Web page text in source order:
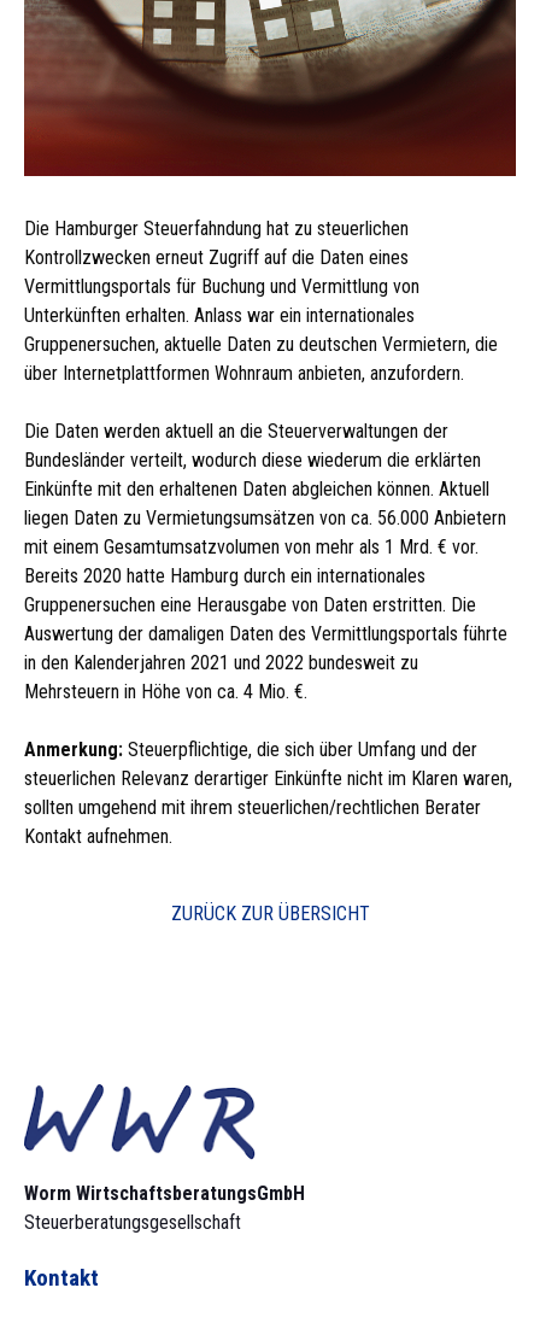
Die Hamburger Steuerfahndung hat zu steuerlichen
Kontrollzwecken erneut Zugriff auf die Daten eines
Vermittlungsportals für Buchung und Vermittlung von
Unterkünften erhalten. Anlass war ein internationales
Gruppenersuchen, aktuelle Daten zu deutschen Vermietern, die
über Internetplattformen Wohnraum anbieten, anzufordern.
Die Daten werden aktuell an die Steuerverwaltungen der
Bundesländer verteilt, wodurch diese wiederum die erklärten
Einkünfte mit den erhaltenen Daten abgleichen können. Aktuell
liegen Daten zu Vermietungsumsätzen von ca. 56.000 Anbietern
mit einem Gesamtumsatzvolumen von mehr als 1 Mrd. € vor.
Bereits 2020 hatte Hamburg durch ein internationales
Gruppenersuchen eine Herausgabe von Daten erstritten. Die
Auswertung der damaligen Daten des Vermittlungsportals führte
in den Kalenderjahren 2021 und 2022 bundesweit zu
Mehrsteuern in Höhe von ca. 4 Mio. €.
Anmerkung: Steuerpflichtige, die sich über Umfang und der
steuerlichen Relevanz derartiger Einkünfte nicht im Klaren waren,
sollten umgehend mit ihrem steuerlichen/rechtlichen Berater
Kontakt aufnehmen.
ZURÜCK ZUR ÜBERSICHT
Worm Wirtschaftsberatungs­GmbH
Steuerberatungsgesellschaft
Kontakt